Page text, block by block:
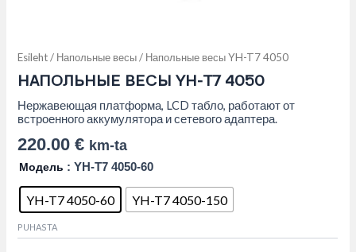
Esileht/ Напольные весы/ Напольные весы YH-T7 4050
НАПОЛЬНЫЕ ВЕСЫ YH-T7 4050
Нержавеющая платформа, LCD табло, работают от
встроенного аккумулятора и сетевого адаптера.
220.00€ km-ta
Модель : YH-T7 4050-60
YH-T7 4050-60 YH-T7 4050-150
PUHASTA